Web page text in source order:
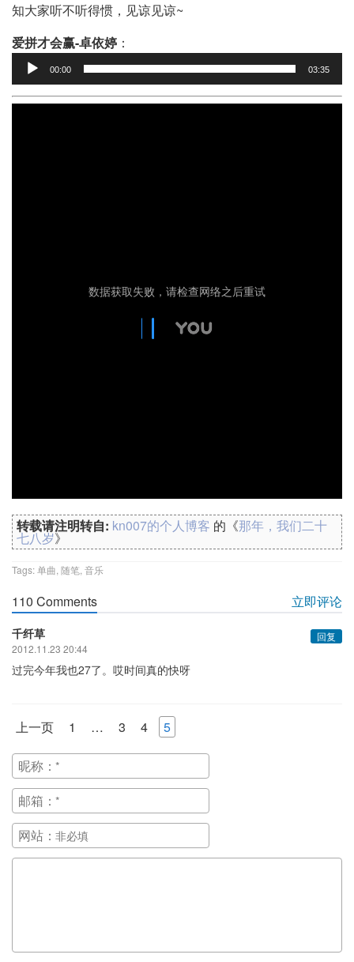
知大家听不听得惯，见谅见谅~
爱拼才会赢-卓依婷 ：
频
播
00:00 03:35
转载请注明转自: kn007的个人博客 的《那年，我们二十
七八岁》
Tags:单曲 随笔 音乐
110 Comments 立即评论
千纤草
回复
2012.11.23 20:44
过完今年我也27了。哎时间真的快呀
上一页 1 … 3 4 5
昵称：
邮箱：
网站：